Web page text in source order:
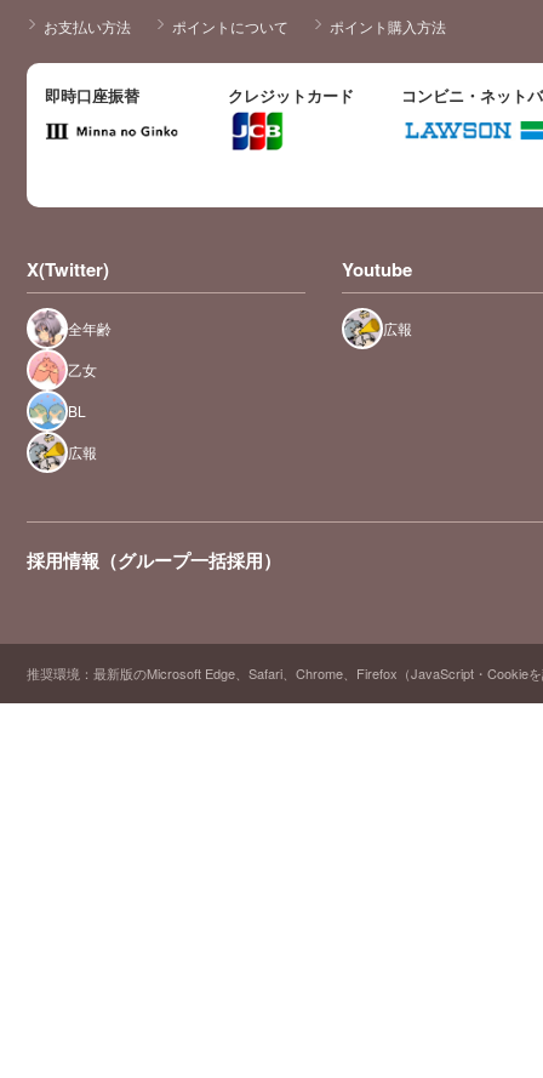
お支払い方法 ポイントについて ポイント購入方法
即時口座振替 クレジットカード コンビニ・ネット
X(Twitter)
全年齢
乙女
BL
広報
Youtube
広報
採用情報（グループ一括採用）
推奨環境：最新版のMicrosoft Edge、Safari、Chrome、Firefox（JavaScript・Cookie